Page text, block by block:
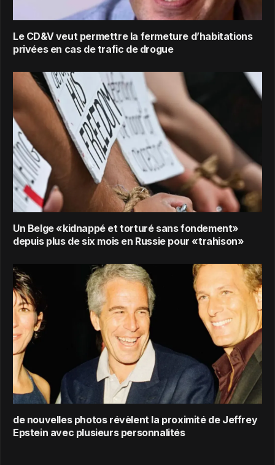
Le CD&V veut permettre la fermeture d’habitations
privées en cas de trafic de drogue
Un Belge «kidnappé et torturé sans fondement»
depuis plus de six mois en Russie pour «trahison»
de nouvelles photos révèlent la proximité de Jeffrey
Epstein avec plusieurs personnalités